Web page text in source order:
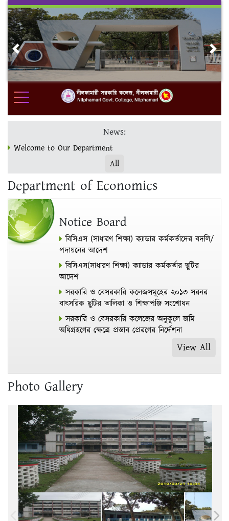
Skip
content
Previous
News:
Welcome to Our Department
ভর্তি ও ফরম পূরণ www.nilgc.eshiksabd.com ওয়েবসাইটে সম্পন্ন
করুন।
মাস্টার্স ফাইনাল ভর্তির শেষ সময় 19/12/23
All
Department of Economics
Notice Board
বিসিএস (সাধারণ শিক্ষা) ক্যাডার কর্মকর্তাদের বদলি/
পদায়নের আদেশ
বিসিএস(সাধারণ শিক্ষা) ক্যাডার কর্মকর্তার ছুটির
আদেশ
সরকারি ও বেসরকারি কলেজসমূহের ২০১৩ সরনর
বাৎসরিক ছুটির তালিকা ও শিক্ষাপঞ্জি সংশোধন
সরকারি ও বেসরকারি কলেজের অনুকূলে জমি
অধিগ্রহণের ক্ষেত্রে প্রস্তাব প্রেরণের নির্দেশনা
View All
Photo Gallery